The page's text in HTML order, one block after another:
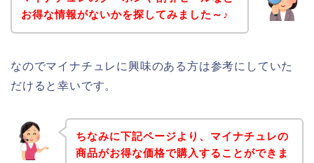
お得な情報がないかを探してみました～♪
なのでマイナチュレに興味のある方は参考にしていた
だけると幸いです。
ちなみに下記ページより、マイナチュレの
商品がお得な価格で購入することができま